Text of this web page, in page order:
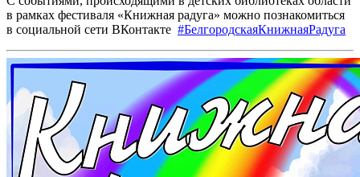
в рамках фестиваля «Книжная радуга» можно познакомиться
в социальной сети ВКонтакте #БелгородскаяКнижнаяРадуга